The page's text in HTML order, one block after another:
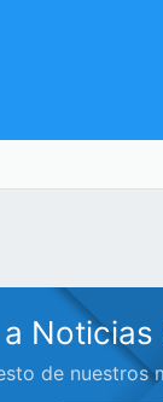
de nuestros